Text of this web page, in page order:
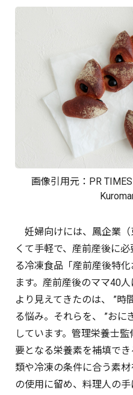
画像引用元： PR TIMES
妊婦向けには、鳳企業（
くて手軽で、産前産後に
る冷凍食品「産前産後特
ます。産前産後のママ40
より見えてきたのは、 ”時
る悩み。それらを、 ”おに
しています。管理栄養士
要となる栄養素を補填で
類や冷凍の条件に合う素
の使用に留め、料理人の